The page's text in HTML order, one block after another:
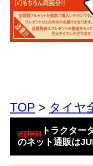
TOP > タイヤ
トラクター
のネット通販は